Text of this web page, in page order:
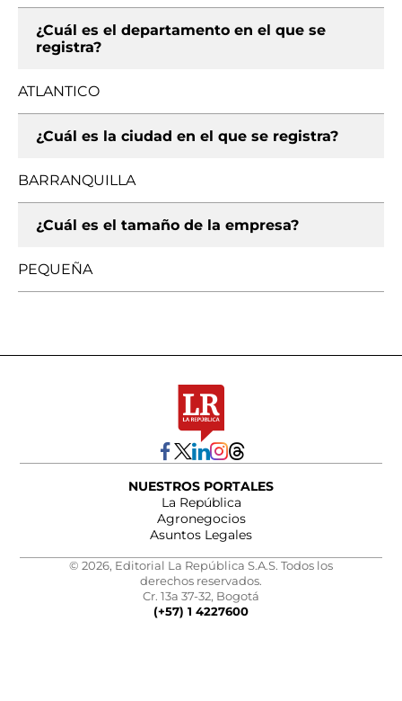
¿Cuál es el departamento en el que se
registra?
ATLANTICO
¿Cuál es la ciudad en el que se registra?
BARRANQUILLA
¿Cuál es el tamaño de la empresa?
PEQUEÑA
NUESTROS PORTALES
La República
Agronegocios
Asuntos Legales
© 2026, Editorial La República S.A.S. Todos los
derechos reservados.
Cr. 13a 37-32, Bogotá
(+57) 1 4227600